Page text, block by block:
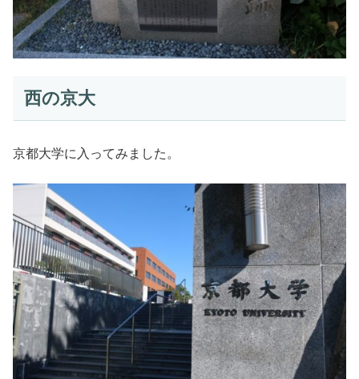
西の京大
京都大学に入ってみました。